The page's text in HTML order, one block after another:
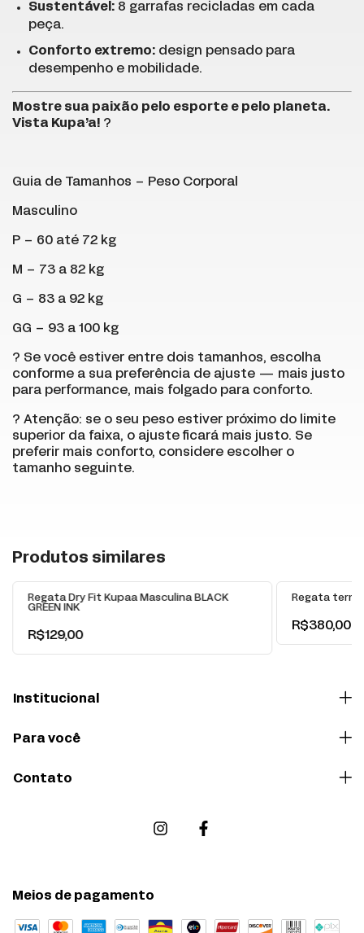
Sustentável: 8 garrafas recicladas em cada
peça.
Conforto extremo: design pensado para
desempenho e mobilidade.
Mostre sua paixão pelo esporte e pelo planeta.
Vista Kupa’a! ?
Guia de Tamanhos – Peso Corporal
Masculino
P – 60 até 72 kg
M – 73 a 82 kg
G – 83 a 92 kg
GG – 93 a 100 kg
? Se você estiver entre dois tamanhos, escolha
conforme a sua preferência de ajuste — mais justo
para performance, mais folgado para conforto.
? Atenção: se o seu peso estiver próximo do limite
superior da faixa, o ajuste ficará mais justo. Se
preferir mais conforto, considere escolher o
tamanho seguinte.
Produtos similares
Regata Dry Fit Kupaa Masculina BLACK
GREEN INK
R$129,00
+
Regata
R$380,00
Institucional
Para você
Contato
Meios de pagamento